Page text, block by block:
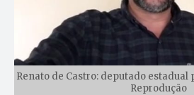
Renato de Castro: deputado estadual
Reprodução